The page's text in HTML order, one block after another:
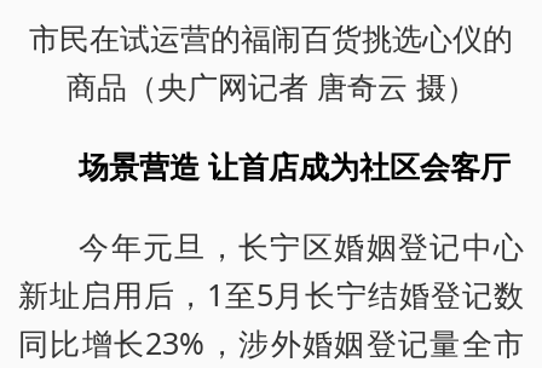
市民在试运营的福闹百货挑选心仪的
商品（央广网记者 唐奇云 摄）
场景营造 让首店成为社区会客厅
今年元旦，长宁区婚姻登记中心
新址启用后，1至5月长宁结婚登记数
同比增长23%，涉外婚姻登记量全市